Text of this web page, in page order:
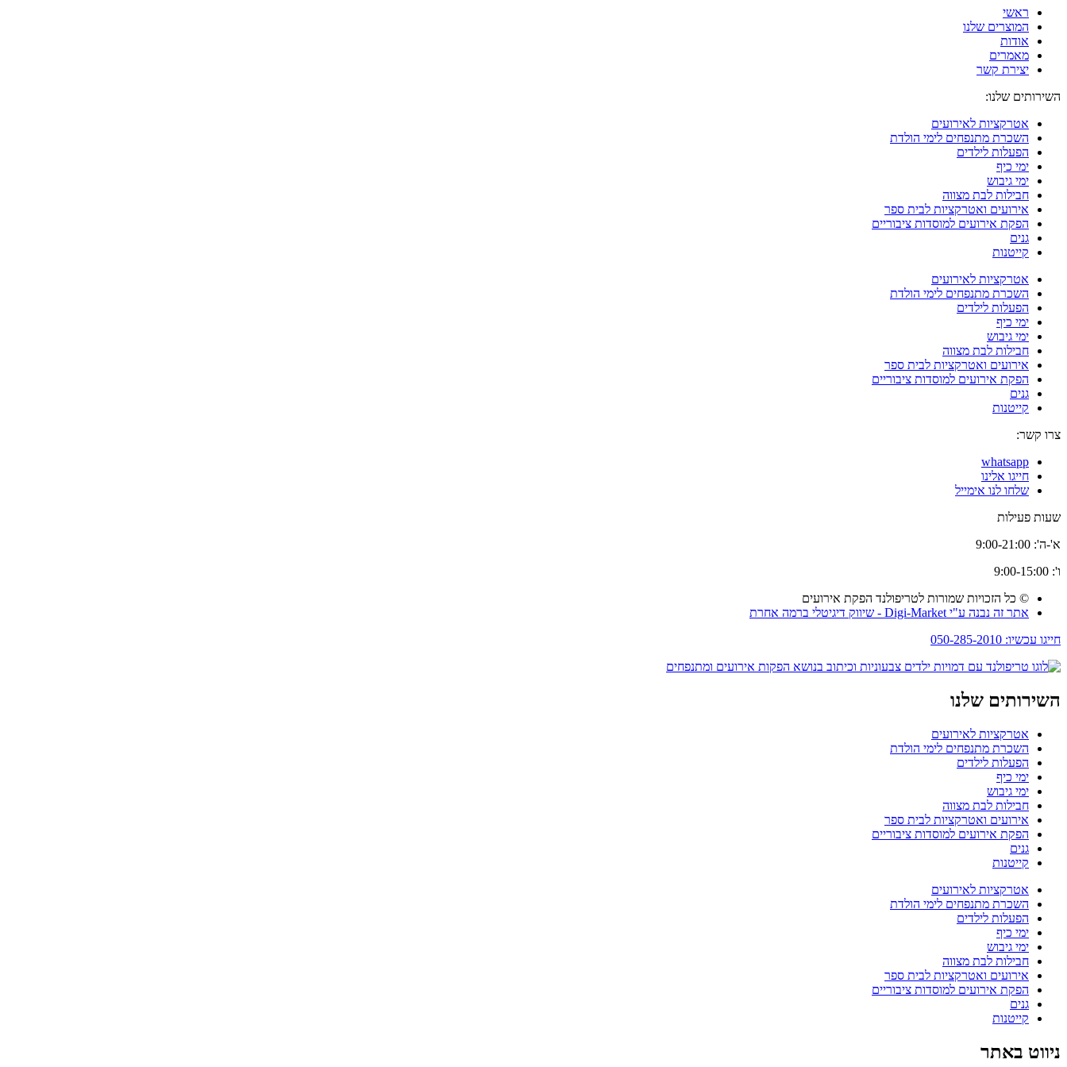
ראשי
המוצרים שלנו
אודות
מאמרים
יצירת קשר
השירותים שלנו:
אטרקציות לאירועים
השכרת מתנפחים לימי הולדת
הפעלות לילדים
ימי כיף
ימי גיבוש
חבילות לבת מצווה
אירועים ואטרקציות לבית ספר
הפקת אירועים למוסדות ציבוריים
גנים
קייטנות
אטרקציות לאירועים
השכרת מתנפחים לימי הולדת
הפעלות לילדים
ימי כיף
ימי גיבוש
חבילות לבת מצווה
אירועים ואטרקציות לבית ספר
הפקת אירועים למוסדות ציבוריים
גנים
קייטנות
צרו קשר:
whatsapp
חייגו אלינו
שלחו לנו אימייל
שעות פעילות
א'-ה': 9:00-21:00
ו': 9:00-15:00
© כל הזכויות שמורות לטריפולנד הפקת אירועים
אתר זה נבנה ע"י Digi-Market - שיווק דיגיטלי ברמה אחרת
חייגו עכשיו: 050-285-2010
השירותים שלנו
אטרקציות לאירועים
השכרת מתנפחים לימי הולדת
הפעלות לילדים
ימי כיף
ימי גיבוש
חבילות לבת מצווה
אירועים ואטרקציות לבית ספר
הפקת אירועים למוסדות ציבוריים
גנים
קייטנות
אטרקציות לאירועים
השכרת מתנפחים לימי הולדת
הפעלות לילדים
ימי כיף
ימי גיבוש
חבילות לבת מצווה
אירועים ואטרקציות לבית ספר
הפקת אירועים למוסדות ציבוריים
גנים
קייטנות
ניווט באתר